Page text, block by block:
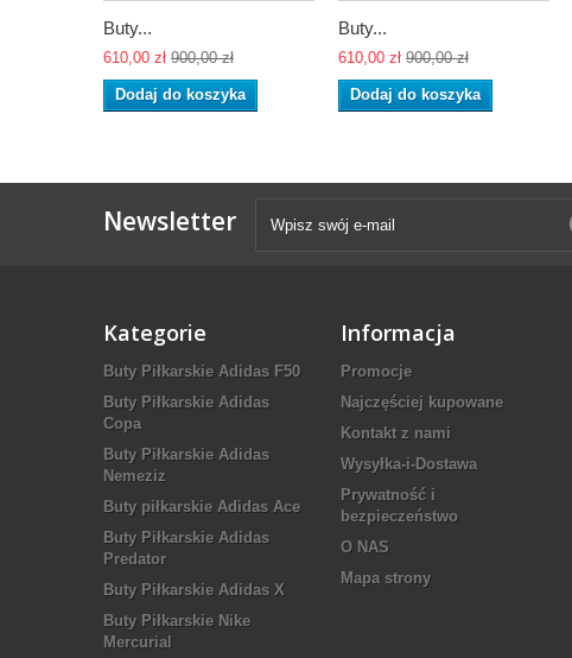
Buty...
610,00 zł 900,00 zł
Dodaj do koszyka
Buty...
610,00 zł 900,00 zł
Dodaj do koszyka
Newsletter
Kategorie
Buty Piłkarskie Adidas F50
Buty Piłkarskie Adidas
Copa
Buty Piłkarskie Adidas
Nemeziz
Buty piłkarskie Adidas Ace
Buty Piłkarskie Adidas
Predator
Buty Piłkarskie Adidas X
Buty Piłkarskie Nike
Mercurial
Informacja
Promocje
Najczęściej kupowane
Kontakt z nami
Wysyłka-i-Dostawa
Prywatność i
bezpieczeństwo
O NAS
Mapa strony